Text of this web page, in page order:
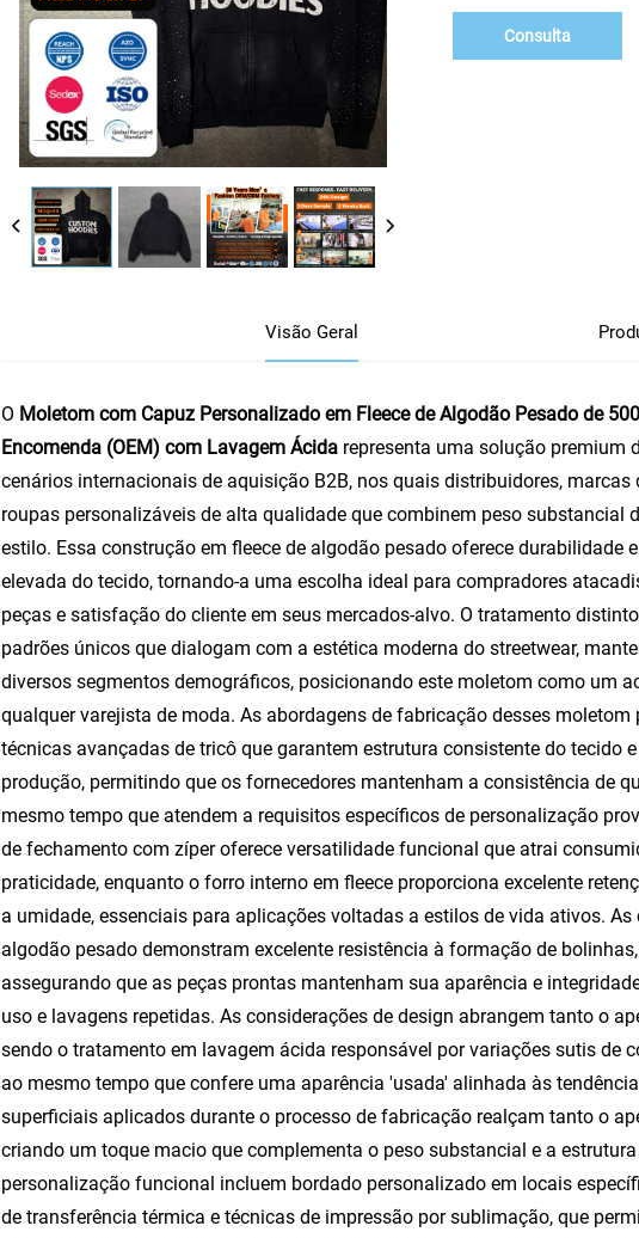
Consulta
Visão Geral
O Moletom com Capuz Personalizado em Fleece de Algodão Pesado de
Encomenda (OEM) com Lavagem Ácida representa uma solução premium
cenários internacionais de aquisição B2B, nos quais distribuidores,
roupas personalizáveis de alta qualidade que combinem peso substancial
estilo. Essa construção em fleece de algodão pesado oferece durabilidade
elevada do tecido, tornando-a uma escolha ideal para compradores
peças e satisfação do cliente em seus mercados-alvo. O tratamento
padrões únicos que dialogam com a estética moderna do streetwear,
diversos segmentos demográficos, posicionando este moletom como um
qualquer varejista de moda. As abordagens de fabricação desses moletom
técnicas avançadas de tricô que garantem estrutura consistente do tecido
produção, permitindo que os fornecedores mantenham a consistência de
mesmo tempo que atendem a requisitos específicos de personalização
de fechamento com zíper oferece versatilidade funcional que atrai
praticidade, enquanto o forro interno em fleece proporciona excelente
a umidade, essenciais para aplicações voltadas a estilos de vida ativos.
algodão pesado demonstram excelente resistência à formação de
assegurando que as peças prontas mantenham sua aparência e
uso e lavagens repetidas. As considerações de design abrangem tanto o
sendo o tratamento em lavagem ácida responsável por variações sutis de
ao mesmo tempo que confere uma aparência 'usada' alinhada às
superficiais aplicados durante o processo de fabricação realçam tanto o
criando um toque macio que complementa o peso substancial e a
personalização funcional incluem bordado personalizado em locais
de transferência térmica e técnicas de impressão por sublimação, que